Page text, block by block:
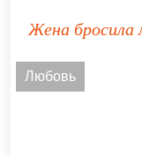
Жена бросила
Любовь